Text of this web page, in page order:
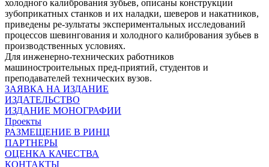
холодного калибрования зубьев, описаны конструкции
зубоприкатных станков и их наладки, шеверов и накатников,
приведены ре-зультаты экспериментальных исследований
процессов шевингования и холодного калибрования зубьев в
производственных условиях.
Для инженерно-технических работников
машиностроительных пред-приятий, студентов и
преподавателей технических вузов.
ЗАЯВКА НА ИЗДАНИЕ
ИЗДАТЕЛЬСТВО
ИЗДАНИЕ МОНОГРАФИИ
Проекты
РАЗМЕЩЕНИЕ В РИНЦ
ПАРТНЕРЫ
ОЦЕНКА КАЧЕСТВА
КОНТАКТЫ